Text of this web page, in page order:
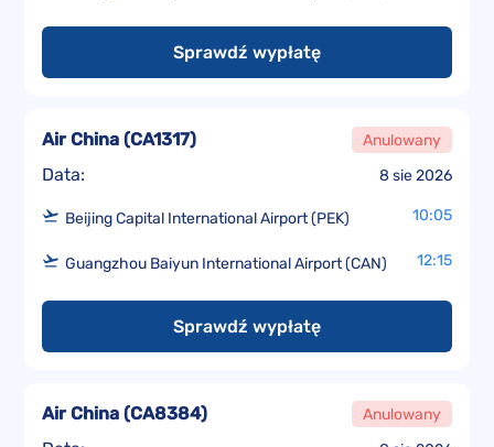
Sprawdź wypłatę
Data: 8 sie 2026
Air China (CA1317) Anulowany
Beijing Capital International Airport (PEK) 10:05
Guangzhou Baiyun International Airport (CAN) 12:15
Sprawdź wypłatę
Air China (CA8384) Anulowany